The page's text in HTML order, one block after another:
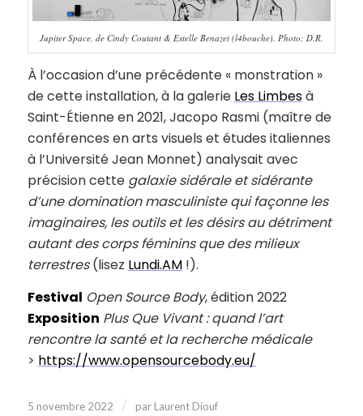
Jupiter Space, de Cindy Coutant & Estelle Benazet (l4bouche). Photo: D.R.
À l’occasion d’une précédente « monstration »
de cette installation, à la galerie Les Limbesà
Saint-Étienne en 2021, Jacopo Rasmi (maître de
conférences en arts visuels et études italiennes
à l’Université Jean Monnet) analysait avec
précision cette galaxie sidérale et sidérante
d’une domination masculiniste qui façonne les
imaginaires, les outils et les désirs au détriment
autant des corps féminins que des milieux
terrestres(lisez Lundi.AM!).
Festival Open Source Body, édition 2022
Exposition Plus Que Vivant : quand l’art
rencontre la santé et la recherche médicale
> https://www.opensourcebody.eu/
5 novembre 2022 / par Laurent Diouf